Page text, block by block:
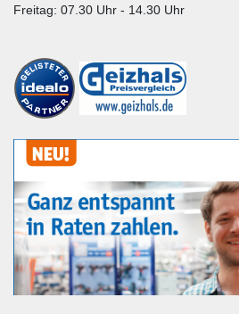
Freitag: 07.30 Uhr - 14.30 Uhr